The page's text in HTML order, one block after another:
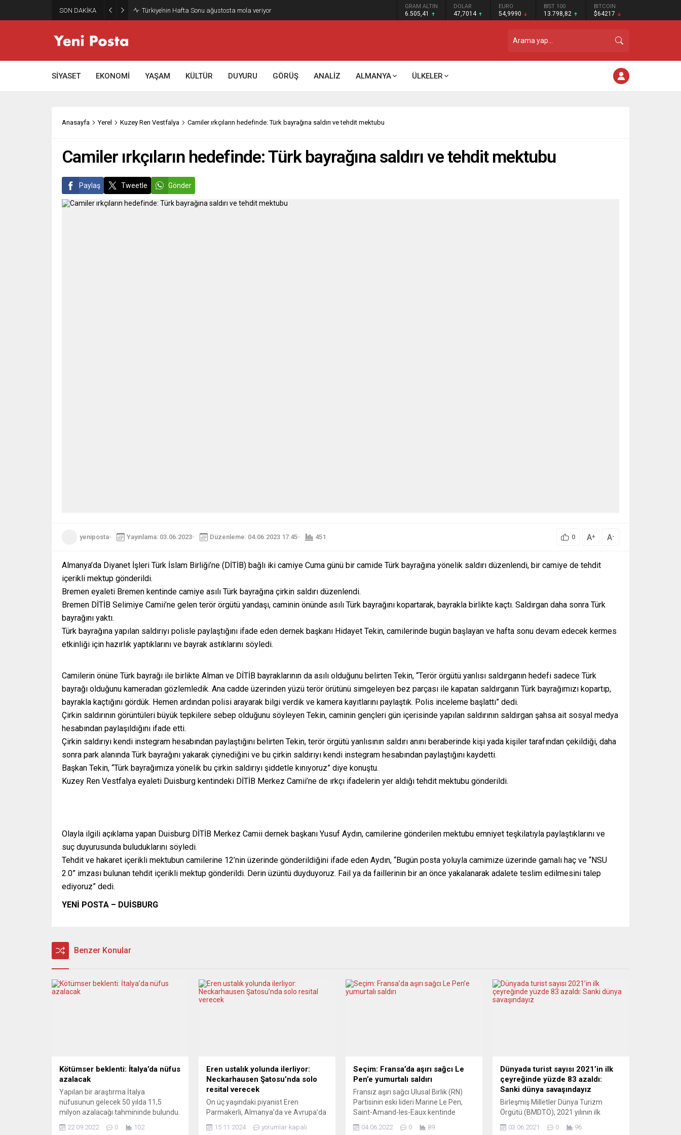
SON DAKİKA Gazze’nin geleceği: Teknokratik kontrol mü, kolonializm mi? GRAM ALTIN
6.505,41
DOLAR
47,7014
EURO
54,9990
BIST 100
13.798,82
BITCOIN
$64217
SİYASET EKONOMİ YAŞAM KÜLTÜR DUYURU GÖRÜŞ ANALİZ ALMANYA ÜLKELER
Anasayfa Yerel Kuzey Ren Vestfalya Camiler ırkçıların hedefinde: Türk bayrağına saldırı ve tehdit mektubu
Camiler ırkçıların hedefinde: Türk bayrağına saldırı ve tehdit mektubu
Paylaş Tweetle Gönder
yeniposta Yayınlama: 03.06.2023 Düzenleme: 04.06.2023 17:45 451 0 A+ A-
Almanya’da Diyanet İşleri Türk İslam Birliği’ne (DİTİB) bağlı iki camiye Cuma günü bir camide Türk bayrağına yönelik saldırı düzenlendi, bir camiye de tehdit
içerikli mektup gönderildi.
Bremen eyaleti Bremen kentinde camiye asılı Türk bayrağına çirkin saldırı düzenlendi.
Bremen DİTİB Selimiye Camii’ne gelen terör örgütü yandaşı, caminin önünde asılı Türk bayrağını kopartarak, bayrakla birlikte kaçtı. Saldırgan daha sonra Türk
bayrağını yaktı.
Türk bayrağına yapılan saldırıyı polisle paylaştığını ifade eden dernek başkanı Hidayet Tekin, camilerinde bugün başlayan ve hafta sonu devam edecek kermes
etkinliği için hazırlık yaptıklarını ve bayrak astıklarını söyledi.
Camilerin önüne Türk bayrağı ile birlikte Alman ve DİTİB bayraklarının da asılı olduğunu belirten Tekin, “Terör örgütü yanlısı saldırganın hedefi sadece Türk
bayrağı olduğunu kameradan gözlemledik. Ana cadde üzerinden yüzü terör örütünü simgeleyen bez parçası ile kapatan saldırganın Türk bayrağımızı kopartıp,
bayrakla kaçtığını gördük. Hemen ardından polisi arayarak bilgi verdik ve kamera kayıtlarını paylaştık. Polis inceleme başlattı” dedi.
Çirkin saldırının görüntüleri büyük tepkilere sebep olduğunu söyleyen Tekin, caminin gençleri gün içerisinde yapılan saldırının saldırgan şahsa ait sosyal medya
hesabından paylaşıldığını ifade etti.
Çirkin saldırıyı kendi instegram hesabından paylaştığını belirten Tekin, terör örgütü yanlısının saldırı anını beraberinde kişi yada kişiler tarafından çekildiği, daha
sonra park alanında Türk bayrağını yakarak çiynediğini ve bu çirkin saldırıyı kendi instegram hesabından paylaştığını kaydetti.
Başkan Tekin, “Türk bayrağımıza yönelik bu çirkin saldırıyı şiddetle kınıyoruz” diye konuştu.
Kuzey Ren Vestfalya eyaleti Duisburg kentindeki DİTİB Merkez Camii’ne de ırkçı ifadelerin yer aldığı tehdit mektubu gönderildi.
Olayla ilgili açıklama yapan Duisburg DİTİB Merkez Camii dernek başkanı Yusuf Aydın, camilerine gönderilen mektubu emniyet teşkilatıyla paylaştıklarını ve
suç duyurusunda buluduklarını söyledi.
Tehdit ve hakaret içerikli mektubun camilerine 12’nin üzerinde gönderildiğini ifade eden Aydın, “Bugün posta yoluyla camimize üzerinde gamalı haç ve “NSU
2.0” imzası bulunan tehdit içerikli mektup gönderildi. Derin üzüntü duyduyoruz. Fail ya da faillerinin bir an önce yakalanarak adalete teslim edilmesini talep
ediyoruz” dedi.
YENİ POSTA – DUİSBURG
Benzer Konular
Kötümser beklenti: İtalya’da nüfus
azalacak
Yapılan bir araştırma İtalya
nüfusunun gelecek 50 yılda 11,5
milyon azalacağı tahmininde bulundu.
milyon azalmasının beklendiği
22.09.2022 0 102
Eren ustalık yolunda ilerliyor:
Neckarhausen Şatosu’nda solo
resital verecek
On üç yaşındaki piyanist Eren
Parmakerli, Almanya’da ve Avrupa’da
aldığı ödüllerle dikkat çekiyor.Bir
15.11.2024
yorumlar kapalı
Seçim: Fransa’da aşırı sağcı Le
Pen’e yumurtalı saldırı
Fransız aşırı sağcı Ulusal Birlik (RN)
Partisinin eski lideri Marine Le Pen,
Saint-Amand-les-Eaux kentinde
basında yer alan habere göre, Nord
04.06.2022 0 89
Dünyada turist sayısı 2021’in ilk
çeyreğinde yüzde 83 azaldı:
Sanki dünya savaşındayız
Birleşmiş Milletler Dünya Turizm
Örgütü (BMDTÖ), 2021 yılının ilk
2020’nin aynı dönemine oranla yüzde
03.06.2021 0 96